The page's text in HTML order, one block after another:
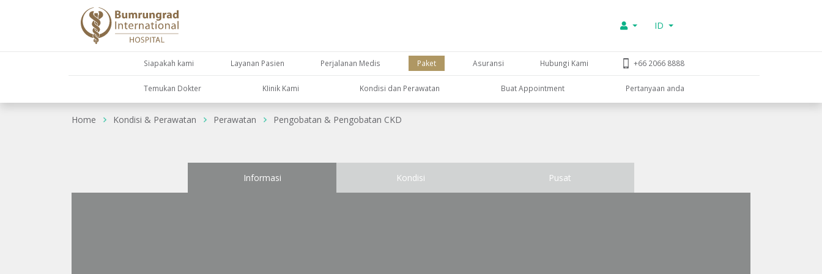
ID
Siapakah kami Layanan Pasien Perjalanan Medis Paket Asuransi Hubungi Kami +66 2066 8888
Temukan Dokter KIinik Kami Kondisi dan Perawatan Buat Appointment Pertanyaan anda
Home Kondisi & Perawatan Perawatan Pengobatan & Pengobatan CKD
Informasi Kondisi Pusat